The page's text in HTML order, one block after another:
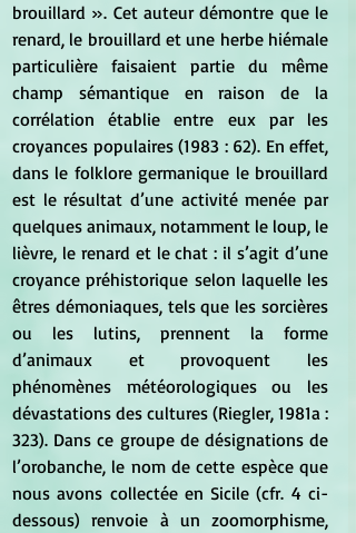
brouillard ». Cet auteur démontre que le
renard, le brouillard et une herbe hiémale
particulière faisaient partie du même
champ sémantique en raison de la
corrélation établie entre eux par les
croyances populaires (1983 : 62). En effet,
dans le folklore germanique le brouillard
est le résultat d’une activité menée par
quelques animaux, notamment le loup, le
lièvre, le renard et le chat : il s’agit d’une
croyance préhistorique selon laquelle les
êtres démoniaques, tels que les sorcières
ou les lutins, prennent la forme
d’animaux et provoquent les
phénomènes météorologiques ou les
dévastations des cultures (Riegler, 1981a :
323). Dans ce groupe de désignations de
l’orobanche, le nom de cette espèce que
nous avons collectée en Sicile (cfr. 4 ci-
dessous) renvoie à un zoomorphisme,